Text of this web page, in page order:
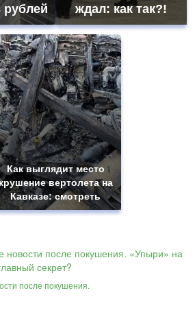
ждал: как так?!
Как выглядит место
вертолета на
Кавказе: смотреть
после покушения.